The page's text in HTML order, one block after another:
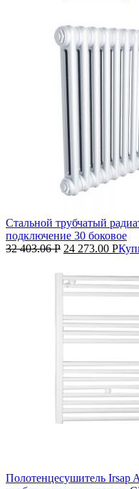
Стальной трубчатый
подключение 30 боковое
32 403.06Р 24 273.00 Р
Полотенцесушитель Irsap